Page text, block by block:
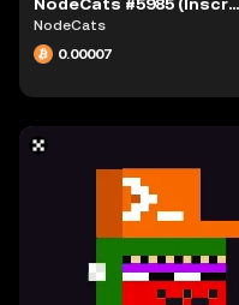
NodeCats
0.00007